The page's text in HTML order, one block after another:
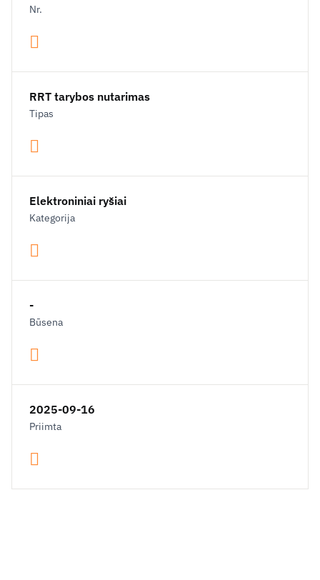
Nr.
RRT tarybos nutarimas
Tipas
Elektroniniai ryšiai
Kategorija
-
Būsena
2025-09-16
Priimta